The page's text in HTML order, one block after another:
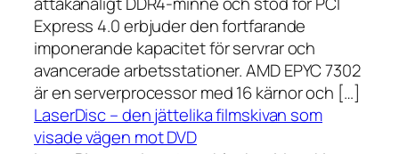
Express 4.0 erbjuder den fortfarande
imponerande kapacitet för servrar och
avancerade arbetsstationer. AMD EPYC 7302
är en serverprocessor med 16 kärnor och […]
LaserDisc – den jättelika filmskivan som
visade vägen mot DVD